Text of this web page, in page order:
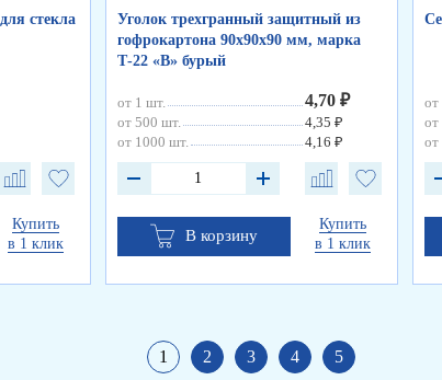
стекла
Купить
в 1 клик
Уголок трехгранный защитный из
гофрокартона 90х90х90 мм, марка
Т-22 «В» бурый
от 1 шт. 4,70 ₽
от 500 шт.
4,35 ₽
от 1000 шт.
4,16 ₽
В корзину
Купить
в 1 клик
от
от
от
1 2 3 4 5